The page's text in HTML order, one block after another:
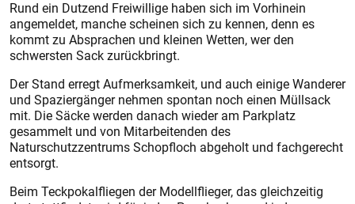
Rund ein Dutzend Freiwillige haben sich im Vorhinein
angemeldet, manche scheinen sich zu kennen, denn es
kommt zu Absprachen und kleinen Wetten, wer den
schwersten Sack zurückbringt.
Der Stand erregt Aufmerksamkeit, und auch einige Wanderer
und Spaziergänger nehmen spontan noch einen Müllsack
mit. Die Säcke werden danach wieder am Parkplatz
gesammelt und von Mitarbeitenden des
Naturschutzzentrums Schopfloch abgeholt und fachgerecht
entsorgt.
Beim Teckpokalfliegen der Modellflieger, das gleichzeitig